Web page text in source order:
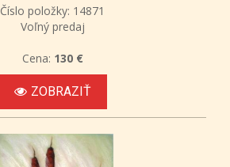
Číslo položky: 14871
Voľný predaj
Cena: 130 €
ZOBRAZIŤ